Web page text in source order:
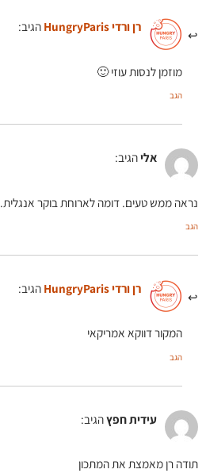
רן ורדי HungryParis הגיב:
מוזמן לנסות עוזי 🙂
הגב
אליהגיב:
נראה ממש טעים. דומה לארוחת בוקר אנגלית.
הגב
רן ורדי HungryParis הגיב:
המקור דווקא אמריקאי
הגב
עידית חפץהגיב:
תודה רן מאמצת את המתכון